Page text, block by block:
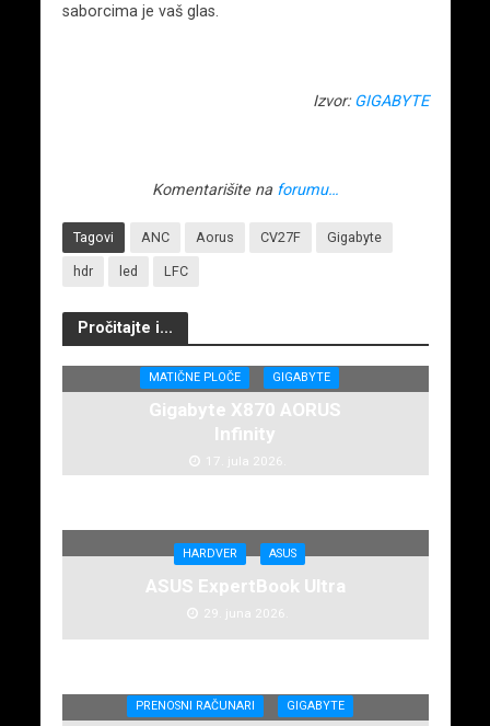
saborcima je vaš glas.
Izvor: GIGABYTE
Komentarišite na forumu…
Tagovi ANC Aorus CV27F Gigabyte
hdr led LFC
Pročitajte i...
MATIČNE PLOČE GIGABYTE
Gigabyte X870 AORUS
Infinity
17. jula 2026.
HARDVER ASUS
ASUS ExpertBook Ultra
29. juna 2026.
PRENOSNI RAČUNARI GIGABYTE